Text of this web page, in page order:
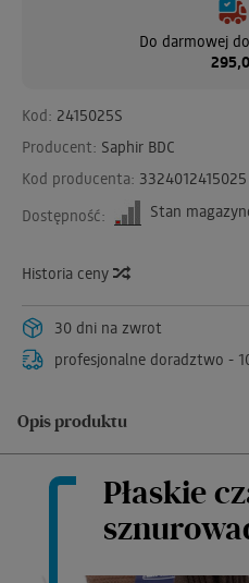
Do darmowej
Kod: 2415025S
Producent: Saphir BDC
Kod producenta: 3324012415025
Dostępność:
Stan
Historia ceny
30 dni na zwrot
profesjonalne doradztwo -
Opis produktu
Płaskie